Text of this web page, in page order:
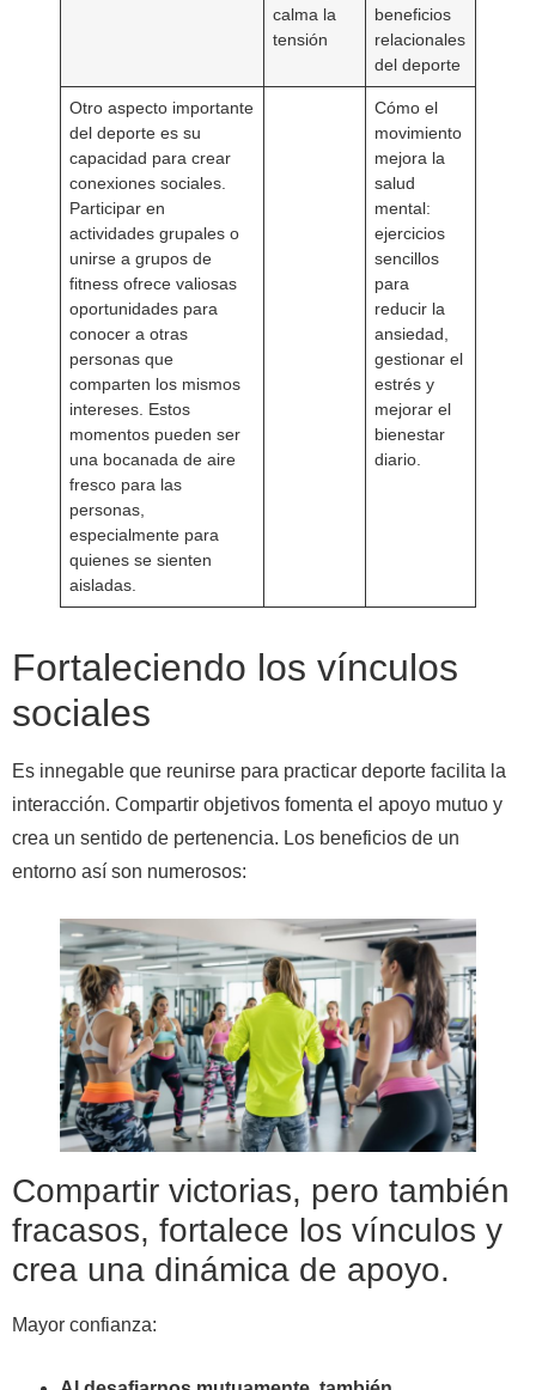
calma la
tensión
beneficios
relacionales
del deporte
Otro aspecto importante
del deporte es su
capacidad para crear
conexiones sociales.
Participar en
actividades grupales o
unirse a grupos de
fitness ofrece valiosas
oportunidades para
conocer a otras
personas que
comparten los mismos
intereses. Estos
momentos pueden ser
una bocanada de aire
fresco para las
personas,
especialmente para
quienes se sienten
aisladas.
Cómo el
movimiento
mejora la
salud
mental:
ejercicios
sencillos
para
reducir la
ansiedad,
gestionar el
estrés y
mejorar el
bienestar
diario.
Fortaleciendo los vínculos
sociales
Es innegable que reunirse para practicar deporte facilita la
interacción. Compartir objetivos fomenta el apoyo mutuo y
crea un sentido de pertenencia. Los beneficios de un
entorno así son numerosos:
Compartir victorias, pero también
fracasos, fortalece los vínculos y
crea una dinámica de apoyo.
Mayor confianza: